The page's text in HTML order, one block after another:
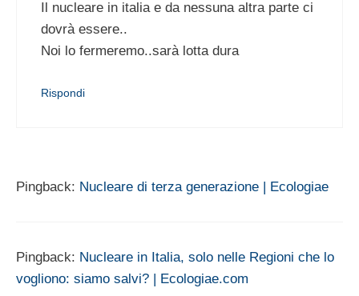
Il nucleare in italia e da nessuna altra parte ci
dovrà essere..
Noi lo fermeremo..sarà lotta dura
Rispondi
Pingback: Nucleare di terza generazione | Ecologiae
Pingback: Nucleare in Italia, solo nelle Regioni che lo
vogliono: siamo salvi? | Ecologiae.com